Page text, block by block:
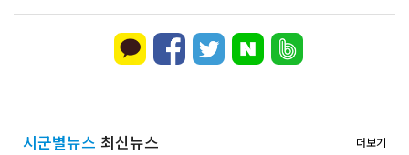
시군별뉴스 최신뉴스 더보기